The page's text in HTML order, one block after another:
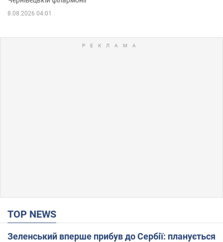
8.08.2026 04:01
TOP NEWS
Зеленський вперше прибув до Сербії: планується